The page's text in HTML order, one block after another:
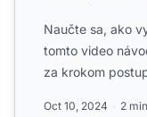
Naučte sa, ako
tomto video
za krokom
Oct 10, 2024 2